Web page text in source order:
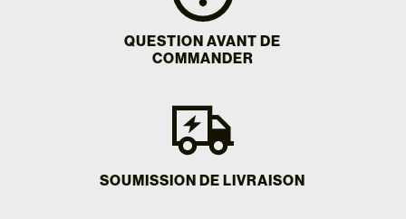
QUESTION AVANT DE
COMMANDER
SOUMISSION DE LIVRAISON